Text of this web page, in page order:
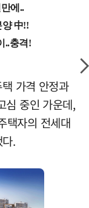
가격 안정과
심 중인 가운데,
택자의 전세대
.